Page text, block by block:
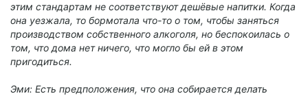
этим стандартам не соответствуют дешёвые напитки. Когда
она уезжала, то бормотала что-то о том, чтобы заняться
производством собственного алкоголя, но беспокоилась о
том, что дома нет ничего, что могло бы ей в этом
пригодиться.
Эми: Есть предположения, что она собирается делать